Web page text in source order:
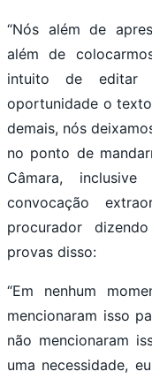
“Nós além de
além de
intuito de editar
oportunidade o
demais, nós
no ponto de
Câmara,
convocação
procurador
provas disso:
“Em nenhum
mencionaram isso
não mencionaram
uma necessidade,